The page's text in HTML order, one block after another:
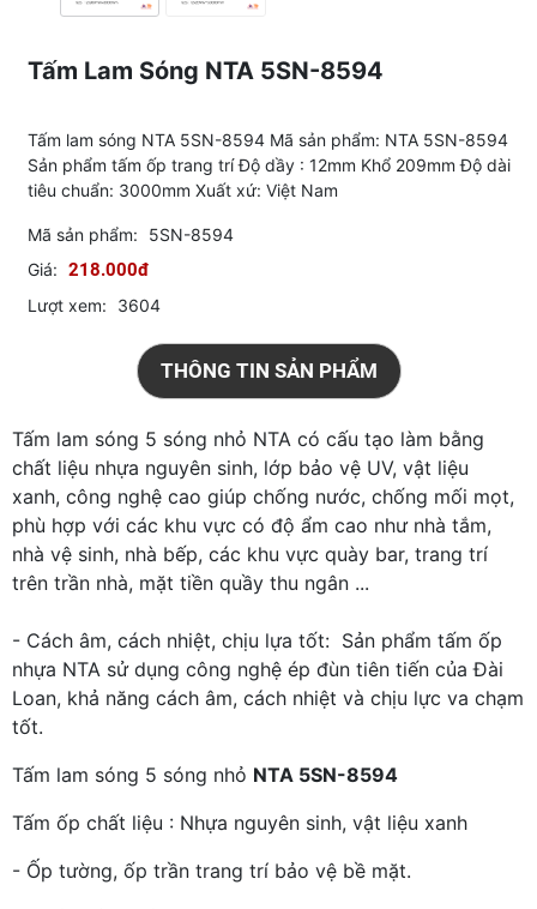
Tấm Lam Sóng NTA 5SN-8594
Tấm lam sóng NTA 5SN-8594 Mã sản phẩm: NTA 5SN-8594
Sản phẩm tấm ốp trang trí Độ dầy : 12mm Khổ 209mm Độ dài
tiêu chuẩn: 3000mm Xuất xứ: Việt Nam
Mã sản phẩm:
5SN-8594
Giá: 218.000đ
Lượt xem: 3604
THÔNG TIN SẢN PHẨM
Tấm lam sóng 5 sóng nhỏ NTA có cấu tạo làm bằng
chất liệu nhựa nguyên sinh, lớp bảo vệ UV, vật liệu
xanh, công nghệ cao giúp chống nước, chống mối mọt,
phù hợp với các khu vực có độ ẩm cao như nhà tắm,
nhà vệ sinh, nhà bếp, các khu vực quày bar, trang trí
trên trần nhà, mặt tiền quầy thu ngân ...
- Cách âm, cách nhiệt, chịu lựa tốt: Sản phẩm tấm ốp
nhựa NTA sử dụng công nghệ ép đùn tiên tiến của Đài
Loan, khả năng cách âm, cách nhiệt và chịu lực va chạm
tốt.
Tấm lam sóng 5 sóng nhỏ NTA 5SN-8594
Tấm ốp chất liệu : Nhựa nguyên sinh, vật liệu xanh
- Ốp tường, ốp trần trang trí bảo vệ bề mặt.